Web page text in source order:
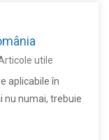
utile
în
nu numai, trebuie